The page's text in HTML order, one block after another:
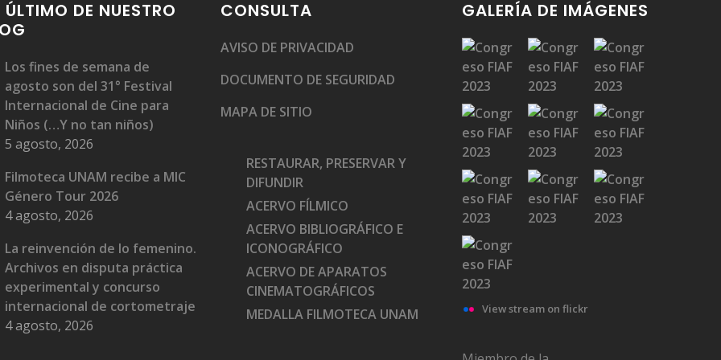
ÚLTIMO DE NUESTRO
Los fines de semana de
agosto son del 31° Festival
Internacional de Cine para
Niños (…Y no tan niños)
5 agosto, 2026
Filmoteca UNAM recibe a MIC
Género Tour 2026
4 agosto, 2026
La reinvención de lo femenino.
Archivos en disputa práctica
experimental y concurso
internacional de cortometraje
4 agosto, 2026
CONSULTA
AVISO DE PRIVACIDAD
DOCUMENTO DE SEGURIDAD
MAPA DE SITIO
RESTAURAR, PRESERVAR Y
DIFUNDIR
ACERVO FÍLMICO
ACERVO BIBLIOGRÁFICO E
ICONOGRÁFICO
ACERVO DE APARATOS
CINEMATOGRÁFICOS
MEDALLA FILMOTECA UNAM
GALERÍA DE IMÁGENES
View stream on flickr